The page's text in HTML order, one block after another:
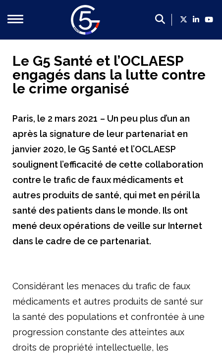
Qui sommes-nous ?
Présentation du G5 Santé
Présentation des dirigeants
Les membres du G5 santé
Contact
Nos propositions
Propositions du G5 Santé, 2022-2027 : mettre la
Faire de la France le leader européen de l’innovation en
Créer un cadre plus favorable en soutien de la
Améliorer l’accès aux produits innovants
Concrétiser la dimension stratégique de la filière santé
Publications
Documents/études
Nos engagements
Le G5 Santé et l’OCLAESP
engagés dans la lutte contre
le crime organisé
Paris, le 2 mars 2021 – Un peu plus d’un an
après la signature de leur partenariat en
janvier 2020, le G5 Santé et l’OCLAESP
soulignent l’efficacité de cette collaboration
contre le trafic de faux médicaments et
autres produits de santé, qui met en péril la
santé des patients dans le monde. Ils ont
mené deux opérations de veille sur Internet
dans le cadre de ce partenariat.
Considérant les menaces du trafic de faux
médicaments et autres produits de santé sur
la santé des populations et confrontée à une
progression constante des atteintes aux
droits de propriété intellectuelle, les